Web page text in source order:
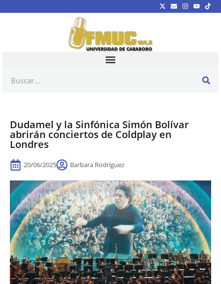
Dudamel y la Sinfónica Simón Bolívar
abrirán conciertos de Coldplay en
Londres
20/06/2025 Barbara Rodríguez